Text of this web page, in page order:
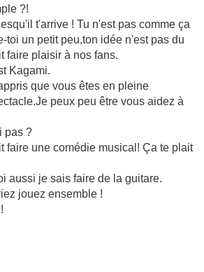
?!
t'arrive ! Tu n'est pas comme ça
toi un petit peu,ton idée n'est pas du
faire plaisir à nos fans.
Kagami.
que vous êtes en pleine
peux peu être vous aidez à
pas ?
faire une comédie musical! Ça te plait
aussi je sais faire de la guitare.
jouez ensemble !